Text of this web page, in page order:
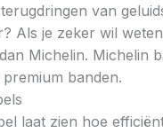
van
Als je zeker wil
Michelin. Michelin
banden.
laat zien hoe